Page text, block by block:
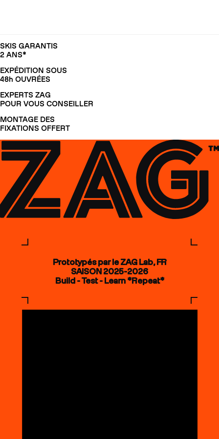
SKIS GARANTIS
2 ANS*
EXPÉDITION SOUS
48h OUVRÉES
EXPERTS ZAG
POUR VOUS CONSEILLER
MONTAGE DES
FIXATIONS OFFERT
Prototypés par le ZAG Lab, FR
SAISON 2025-2026
Build - Test - Learn *Repeat*